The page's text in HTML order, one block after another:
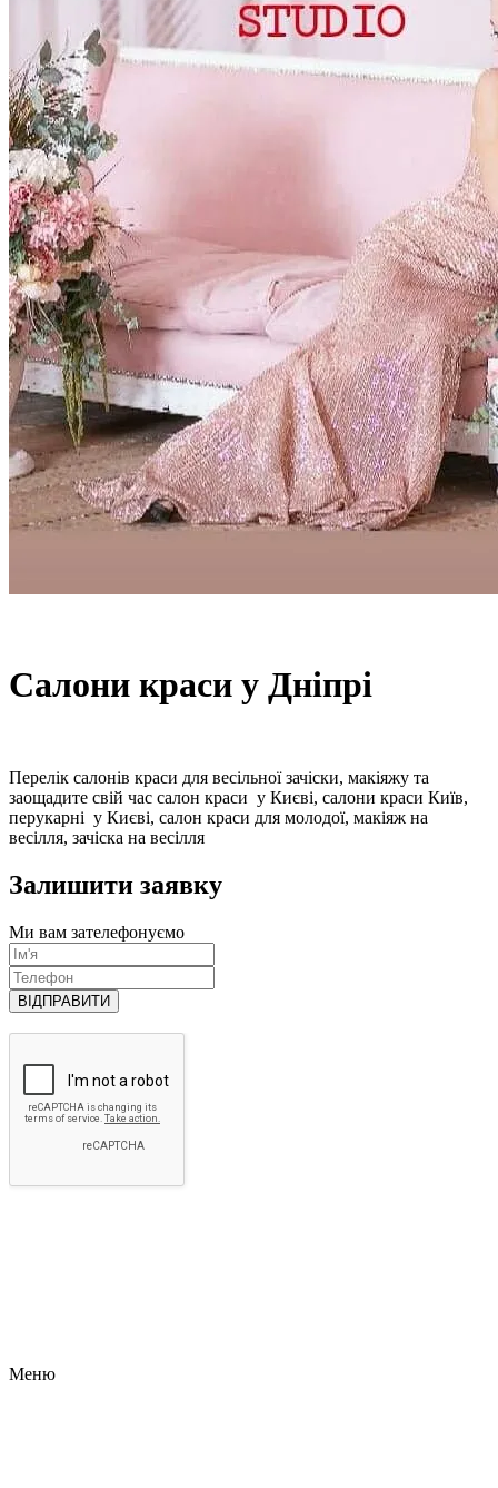
Салони краси у Дніпрі
Перелік салонів краси для весільної зачіски, макіяжу та
заощадите свій час салон краси у Києві, салони краси Київ,
перукарні у Києві, салон краси для молодої, макіяж на
весілля, зачіска на весілля
Залишити заявку
Ми вам зателефонуємо
ВІДПРАВИТИ
Меню